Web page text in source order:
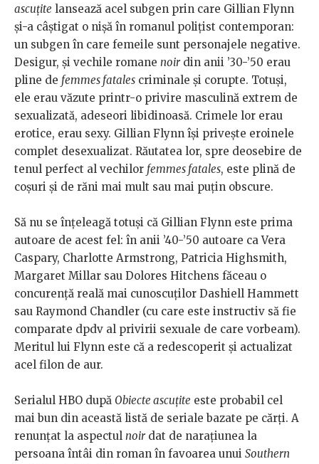
ascuțite lansează acel subgen prin care Gillian Flynn
și-a câștigat o nișă în romanul polițist contemporan:
un subgen în care femeile sunt personajele negative.
Desigur, și vechile romane noirdin anii ’30-’50 erau
pline de femmes fatales criminale și corupte. Totuși,
ele erau văzute printr-o privire masculină extrem de
sexualizată, adeseori libidinoasă. Crimele lor erau
erotice, erau sexy. Gillian Flynn își privește eroinele
complet desexualizat. Răutatea lor, spre deosebire de
tenul perfect al vechilor femmes fatales, este plină de
coșuri și de răni mai mult sau mai puțin obscure.
Să nu se înțeleagă totuși că Gillian Flynn este prima
autoare de acest fel: în anii ’40-’50 autoare ca Vera
Caspary, Charlotte Armstrong, Patricia Highsmith,
Margaret Millar sau Dolores Hitchens făceau o
concurență reală mai cunoscuților Dashiell Hammett
sau Raymond Chandler (cu care este instructiv să fie
comparate dpdv al privirii sexuale de care vorbeam).
Meritul lui Flynn este că a redescoperit și actualizat
acel filon de aur.
Serialul HBO după Obiecte ascuțite este probabil cel
mai bun din această listă de seriale bazate pe cărți. A
renunțat la aspectul noirdat de narațiunea la
persoana întâi din roman în favoarea unui Southern